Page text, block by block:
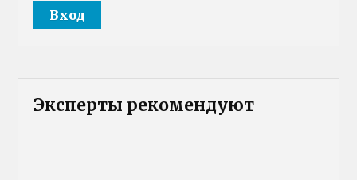
Эксперты рекомендуют